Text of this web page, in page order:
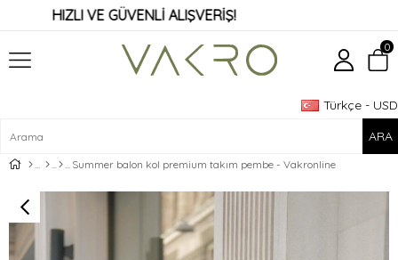
HIZLI VE GÜVENLİ ALIŞVERİŞ!
Türkçe - USD
0
Summer balon kol premium takım pembe - Vakronline